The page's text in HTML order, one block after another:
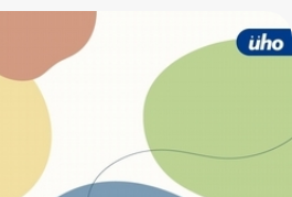
台中市衛生局呼籲，避免口腔癌來敲
檳榔或吸菸民眾，應每2年接受1次口
還要當紅唇族？口腔癌患者9成嚼檳榔
癌主因，每10名口腔癌患者中，就有9
，國際癌症研究總署（IARC）已在
致癌物，而檳榔子成份中的檳榔素及
物質，導致嚼檳者罹癌。此外，嚼檳